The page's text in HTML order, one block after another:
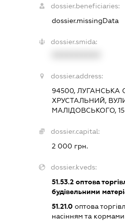
dossier.beneficiaries:
dossier.missingData
dossier.smida:
dossier.address:
94500, ЛУГАНСЬКА
ХРУСТАЛЬНИЙ,
МАЛІДОВСЬКОГО, 15
dossier.capital:
2 000 грн.
dossier.kveds:
51.53.2 оптова
будівельними
51.21.0 оптова
насінням та